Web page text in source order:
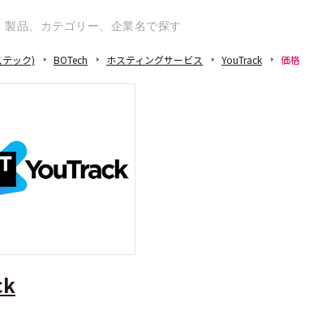
テック) BOTech ホスティングサービス YouTrack 価格